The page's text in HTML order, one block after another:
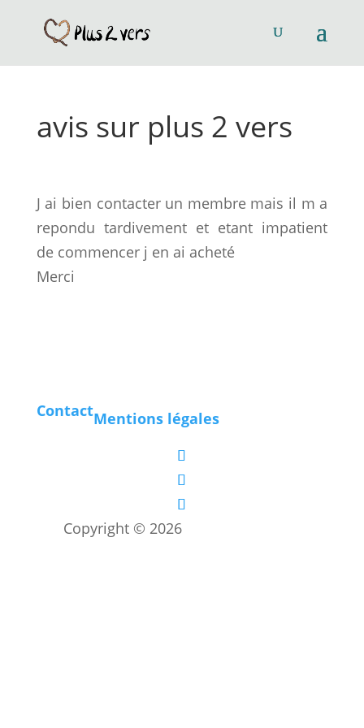
avis sur plus 2 vers
J ai bien contacter un membre mais il m a
repondu tardivement et etant impatient
de commencer j en ai acheté
Merci
ContactMentions légales
Copyright © 2026